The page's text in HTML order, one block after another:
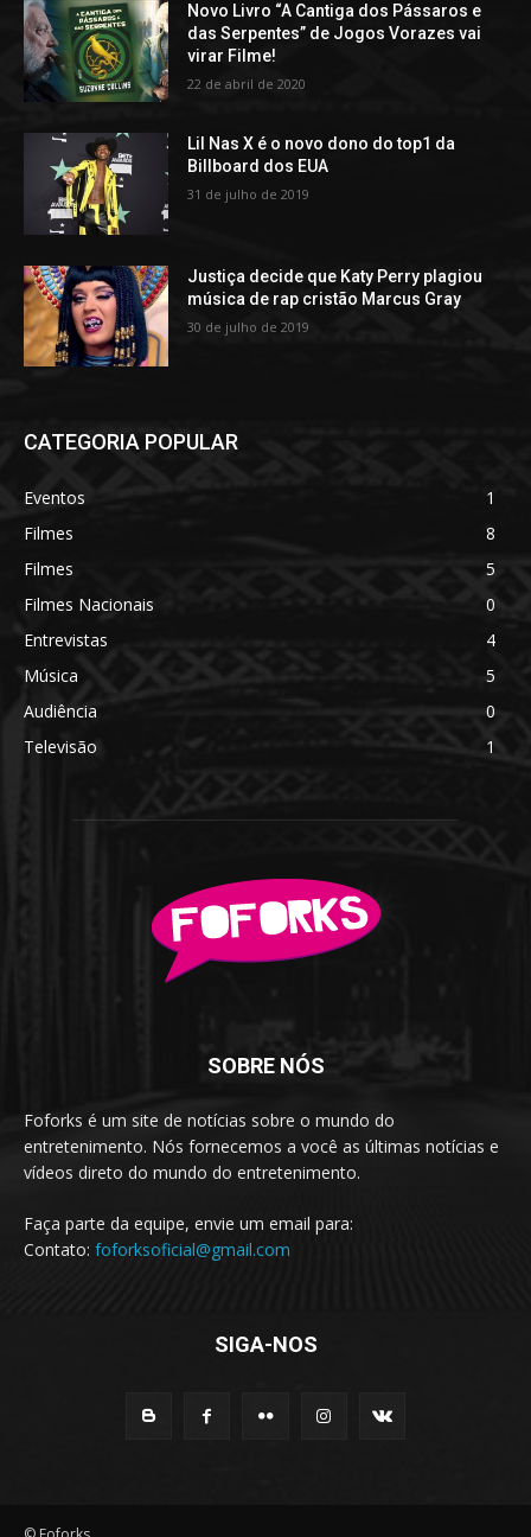
Novo Livro “A Cantiga dos Pássaros e
das Serpentes” de Jogos Vorazes vai
virar Filme!
22 de abril de 2020
Lil Nas X é o novo dono do top1 da
Billboard dos EUA
31 de julho de 2019
Justiça decide que Katy Perry plagiou
música de rap cristão Marcus Gray
30 de julho de 2019
CATEGORIA POPULAR
Eventos
1
Filmes
8
Filmes
5
Filmes Nacionais
0
Entrevistas
4
Música
5
Audiência
0
Televisão
1
SOBRE NÓS
Foforks é um site de notícias sobre o mundo do
entretenimento. Nós fornecemos a você as últimas notícias e
vídeos direto do mundo do entretenimento.
Faça parte da equipe, envie um email para:
Contato: foforksoficial@gmail.com
SIGA-NOS